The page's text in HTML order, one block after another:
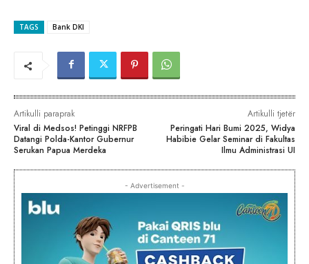
TAGS Bank DKI
Artikulli paraprak
Viral di Medsos! Petinggi NRFPB
Datangi Polda-Kantor Gubernur
Serukan Papua Merdeka
Artikulli tjetër
Peringati Hari Bumi 2025, Widya
Habibie Gelar Seminar di Fakultas
Ilmu Administrasi UI
- Advertisement -